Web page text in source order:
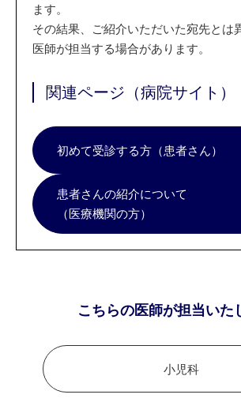
ます。
その結果、ご紹介いただいた宛先とは
医師が担当する場合があります。
関連ページ（病院サイト）
初めて受診する方（患者さん）
患者さんの紹介について
（医療機関の方）
こちらの医師が担当いた
小児科